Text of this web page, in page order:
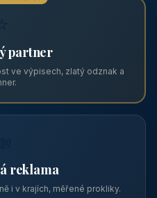
partner
ve výpisech, zlatý odznak a
reklama
i v krajích, měřené prokliky.